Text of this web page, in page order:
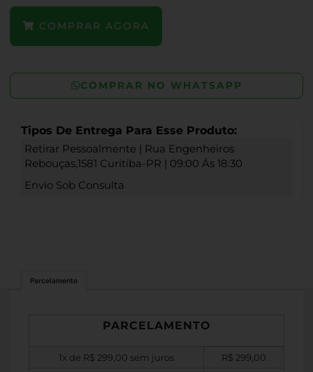
COMPRAR AGORA
COMPRAR NO WHATSAPP
Tipos De Entrega Para Esse Produto:
Retirar Pessoalmente | Rua Engenheiros
Rebouças,1581 Curitiba-PR | 09:00 Ás 18:30
Envio Sob Consulta
Parcelamento
PARCELAMENTO
1x de R$ 299,00 sem juros R$ 299,00